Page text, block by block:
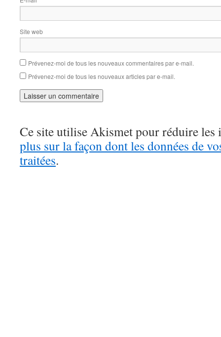
Site web
Prévenez-moi de tous les nouveaux commentaires par e-mail.
Prévenez-moi de tous les nouveaux articles par e-mail.
Ce site utilise Akismet pour réduire les
plus sur la façon dont les données de
traitées.